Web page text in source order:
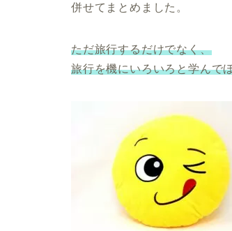
併せてまとめました。
ただ旅行するだけでなく、
旅行を機にいろいろと学んで